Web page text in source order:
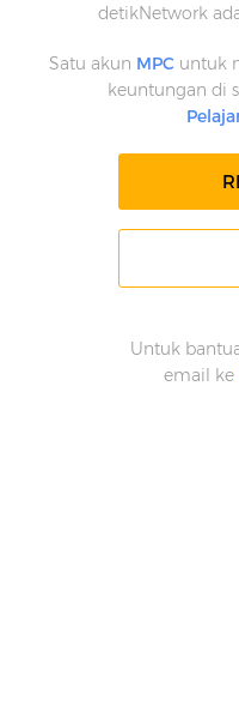
detikNetwork
Satu akun MPC untuk
keuntungan di
Untuk
email ke